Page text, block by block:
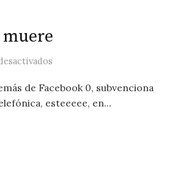
de Facebook 0, subvenciona
esteeeee, en...